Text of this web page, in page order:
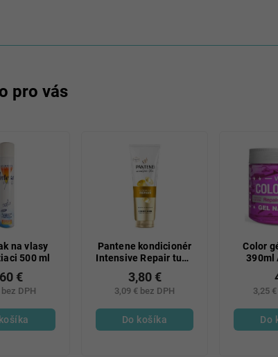
pro vás
na vlasy
500 ml
DPH
€
Pantene kondicionér
Intensive Repair tuba
275ml
3,09 € bez DPH
3,80 €
Do košíka
Color
390ml
3,25
Do